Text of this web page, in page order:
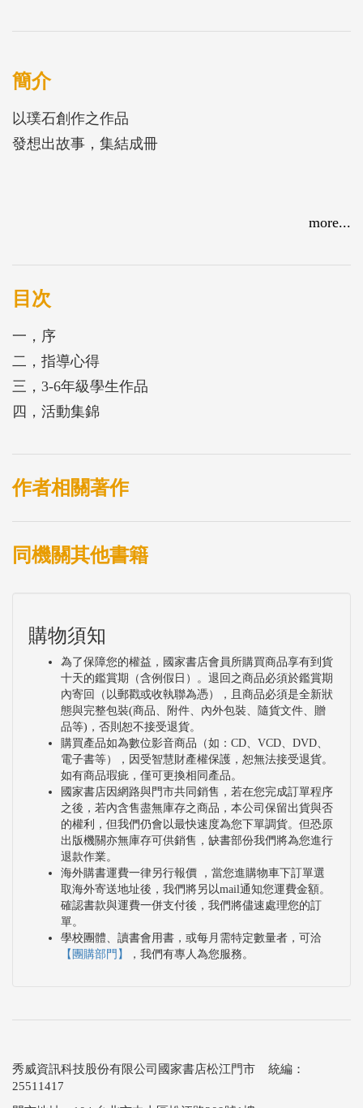
簡介
以璞石創作之作品
發想出故事，集結成冊
more...
目次
一，序
二，指導心得
三，3-6年級學生作品
四，活動集錦
作者相關著作
同機關其他書籍
購物須知
為了保障您的權益，國家書店會員所購買商品享有到貨
十天的鑑賞期（含例假日）。退回之商品必須於鑑賞期
內寄回（以郵戳或收執聯為憑），且商品必須是全新狀
態與完整包裝(商品、附件、內外包裝、隨貨文件、贈
品等)，否則恕不接受退貨。
購買產品如為數位影音商品（如：CD、VCD、DVD、
電子書等），因受智慧財產權保護，恕無法接受退貨。
如有商品瑕疵，僅可更換相同產品。
國家書店因網路與門市共同銷售，若在您完成訂單程序
之後，若內含售盡無庫存之商品，本公司保留出貨與否
的權利，但我們仍會以最快速度為您下單調貨。但恐原
出版機關亦無庫存可供銷售，缺書部份我們將為您進行
退款作業。
海外購書運費一律另行報價 ，當您進購物車下訂單選
取海外寄送地址後，我們將另以mail通知您運費金額。
確認書款與運費一併支付後，我們將儘速處理您的訂
單。
學校團體、讀書會用書，或每月需特定數量者，可洽
【團購部門】
，我們有專人為您服務。
秀威資訊科技股份有限公司國家書店松江門市 統編：
25511417